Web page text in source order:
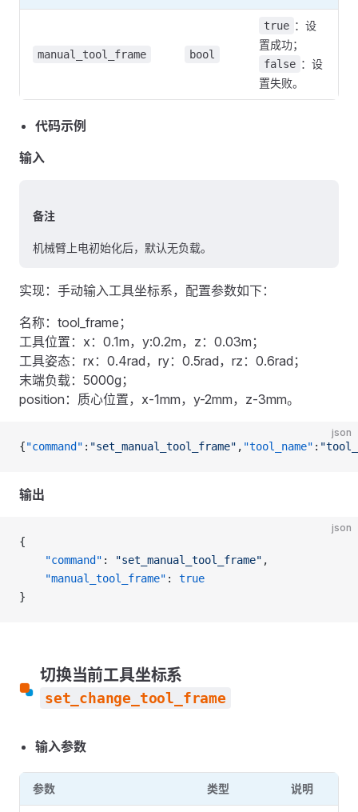
manual_tool_frame bool
true ：设
置成功；
false ：设
置失败。
代码示例
输入
备注
机械臂上电初始化后，默认无负载。
实现：手动输入工具坐标系，配置参数如下：
名称：tool_frame；
工具位置：x：0.1m，y:0.2m，z：0.03m；
工具姿态：rx：0.4rad，ry：0.5rad，rz：0.6rad；
末端负载：5000g；
position：质心位置，x-1mm，y-2mm，z-3mm。
json
{"command" : "set_manual_tool_frame" , "tool_name" :
输出
json
{
    "command"
: "set_manual_tool_frame" ,
    "manual_tool_frame"
: true
}
切换当前工具坐标系
set_change_tool_frame
输入参数
参数 类型 说明